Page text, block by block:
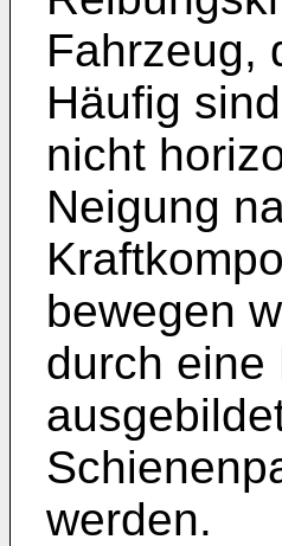
Fahrzeug,
Häufig
nicht
Neigung
bewegen
durch eine
werden.